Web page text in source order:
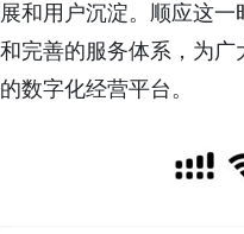
和用户沉淀。顺应这
完善的服务体系，为
数字化经营平台。